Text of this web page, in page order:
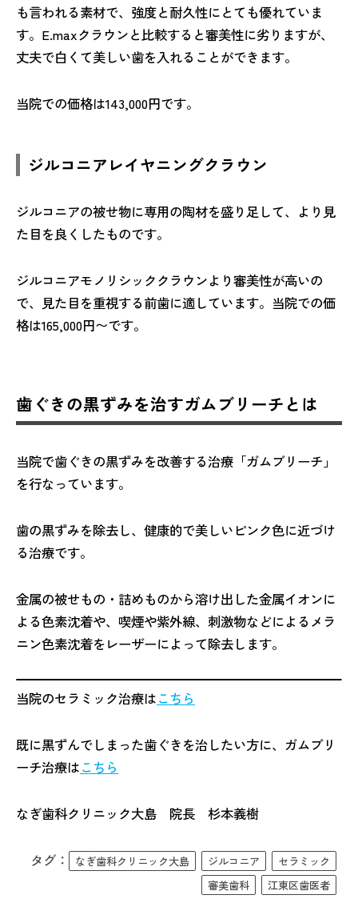
も言われる素材で、強度と耐久性にとても優れていま
す。E.maxクラウンと比較すると審美性に劣りますが、
丈夫で白くて美しい歯を入れることができます。
当院での価格は143,000円です。
ジルコニアレイヤニングクラウン
ジルコニアの被せ物に専用の陶材を盛り足して、より見
た目を良くしたものです。
ジルコニアモノリシッククラウンより審美性が高いの
で、見た目を重視する前歯に適しています。当院での価
格は165,000円〜です。
歯ぐきの黒ずみを治すガムブリーチとは
当院で歯ぐきの黒ずみを改善する治療「ガムブリーチ」
を行なっています。
歯の黒ずみを除去し、健康的で美しいピンク色に近づけ
る治療です。
金属の被せもの・詰めものから溶け出した金属イオンに
よる色素沈着や、喫煙や紫外線、刺激物などによるメラ
ニン色素沈着をレーザーによって除去します。
当院のセラミック治療はこちら
既に黒ずんでしまった歯ぐきを治したい方に、ガムブリ
ーチ治療はこちら
なぎ歯科クリニック大島 院長 杉本義樹
タグ： なぎ歯科クリニック大島 ジルコニア
セラミック
審美歯科
江東区歯医者